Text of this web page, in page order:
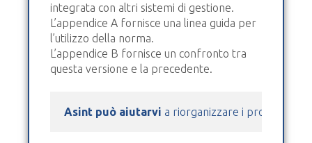
integrata con altri sistemi di gestione.
L’appendice A fornisce una linea guida per
l’utilizzo della norma.
L’appendice B fornisce un confronto tra
questa versione e la precedente.
Asint può aiutarvi a riorganizzare i processi